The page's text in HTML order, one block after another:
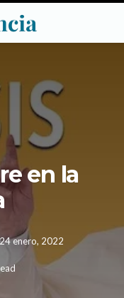
en la
enero, 2022